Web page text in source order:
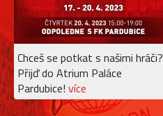
Chceš se potkat s našimi hráči?
Přijď do Atrium Paláce
Pardubice! více